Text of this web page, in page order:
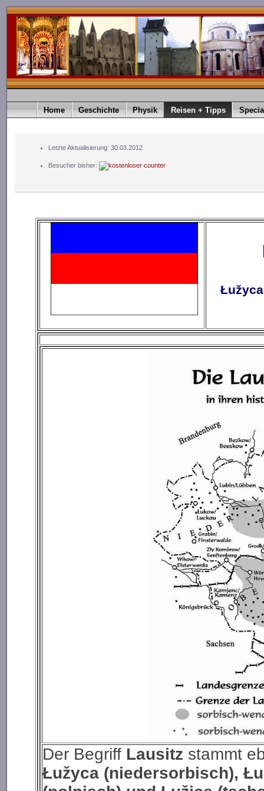
Home Geschichte Physik Reisen + Tipps
Letzte Aktualisierung: 30.03.2012
Besucher bisher:
Der Begriff Lausitz stammt
Łužyca (niedersorbisch),